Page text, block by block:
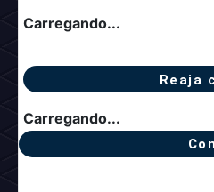
Carregando...